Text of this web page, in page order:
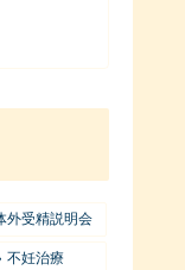
外受精説明会
不妊治療